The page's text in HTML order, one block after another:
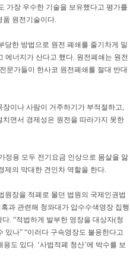
가장 우수한 기술을 보유했다고 평가를
품 원전기술이다.
당한 방법으로 원전 폐쇄를 줄기차게 밀
에너지가 산다고 했다. 원전폐쇄는 원전
문가들이 한사코 원전폐쇄를 절대 반대
이나 사람이 거주하기가 부적절하고,
면서 경제성은 원전을 따라가지 못한
정용 모두 전기요금 인상으로 몸살을 앓
제의 막대한 견인차 역할을 한다.
원장을 적폐로 몰던 법원의 국제인권법
과 관련해 청와대가 압수수색영장 집행
. “적법하게 발부한 영장을 대상자(청
나” “이러다 구속영장도 불응한다고
도 있다. ‘사법적폐 청산’에 박수를 보